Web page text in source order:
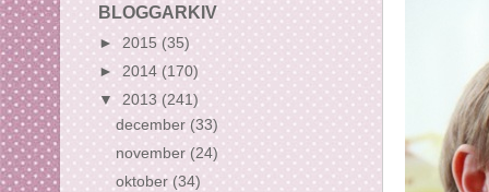
BLOGGARKIV
►2015 (35)
►2014 (170)
▼ 2013 (241)
december(33)
november(24)
oktober (34)